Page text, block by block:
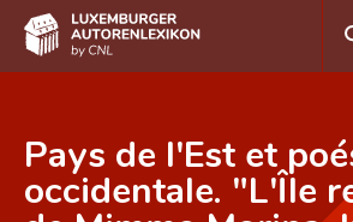
DE FR
Pays de l'Est et
occidentale. "L'Île